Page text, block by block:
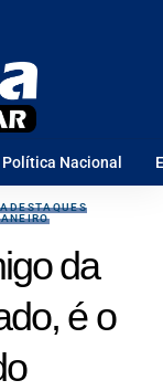
Política Nacional
DESTAQUES
da
é o